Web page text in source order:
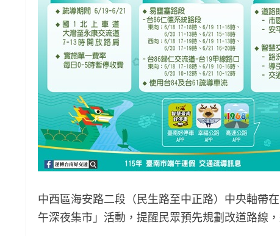
中西區海安路二段（民生路至中正路）中央軸帶
午深夜集市」活動，提醒民眾預先規劃改道路線